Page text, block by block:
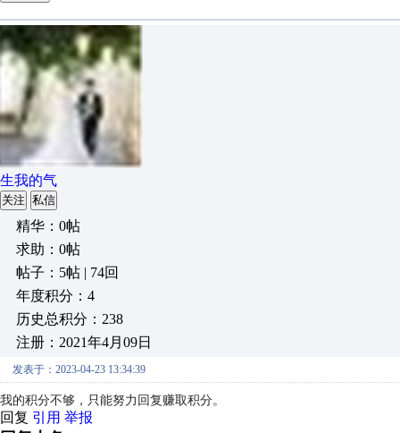
生我的气
关注 私信
精华：0帖
求助：0帖
帖子：5帖 | 74回
年度积分：4
历史总积分：238
注册：2021年4月09日
发表于：2023-04-23 13:34:39
我的积分不够，只能努力回复赚取积分。
回复 引用 举报